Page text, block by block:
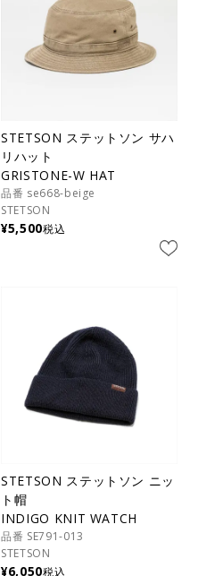
STETSON ステットソン サハ
リハット
GRISTONE-W HAT
品番 se668-beige
STETSON
¥5,500税込
STETSON ステットソン ニッ
ト帽
INDIGO KNIT WATCH
品番 SE791-013
STETSON
¥6,050税込